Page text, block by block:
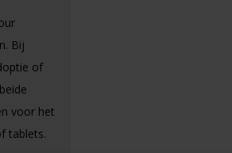
Bij
of
voor het
tablets.